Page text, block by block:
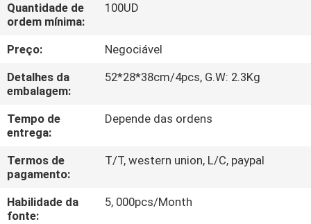
CONTROLE
DA
QUALIDADE
CONTACTE-
NOS
PEÇA
UMAS
Quantidade de
ordem mínima:
100UD
Preço:
Negociável
Detalhes da
embalagem:
52*28*38cm/4pcs, G.W: 2.3Kg
Tempo de
entrega:
Depende das ordens
Termos de
pagamento:
T/T, western union, L/C, paypal
Habilidade da
fonte:
5, 000pcs/Month